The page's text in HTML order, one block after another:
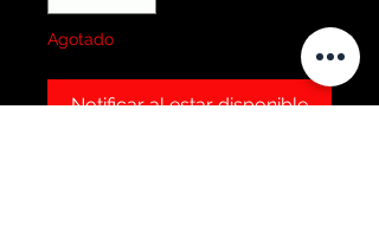
Agotado
Notificar al estar disponible